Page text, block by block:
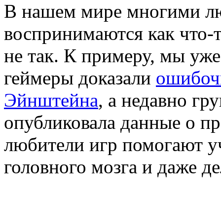
В нашем мире многими
воспринимаются как что-
не так. К примеру, мы
геймеры доказали
Эйнштейна, а недавно
опубликовала данные о
любители игр помогают
головного мозга и даже